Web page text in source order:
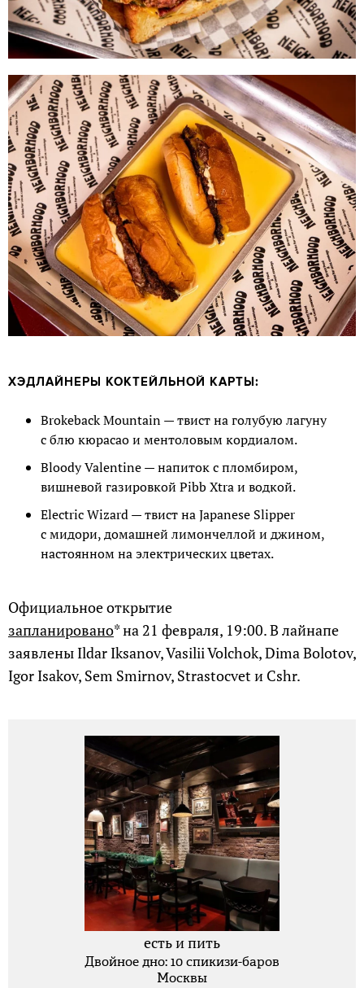
ХЭДЛАЙНЕРЫ КОКТЕЙЛЬНОЙ КАРТЫ:
Brokeback Mountain — твист на голубую лагуну
с блю кюрасао и ментоловым кордиалом.
Bloody Valentine — напиток с пломбиром,
вишневой газировкой Pibb Xtra и водкой.
Electric Wizard — твист на Japanese Slipper
с мидори, домашней лимончеллой и джином,
настоянном на электрических цветах.
Официальное открытие
запланировано* на 21 февраля, 19:00. В лайнапе
заявлены Ildar Iksanov, Vasilii Volchok, Dima Bolotov,
Igor Isakov, Sem Smirnov, Strastocvet и Cshr.
есть и пить
Двойное дно: 10 спикизи-баров
Москвы